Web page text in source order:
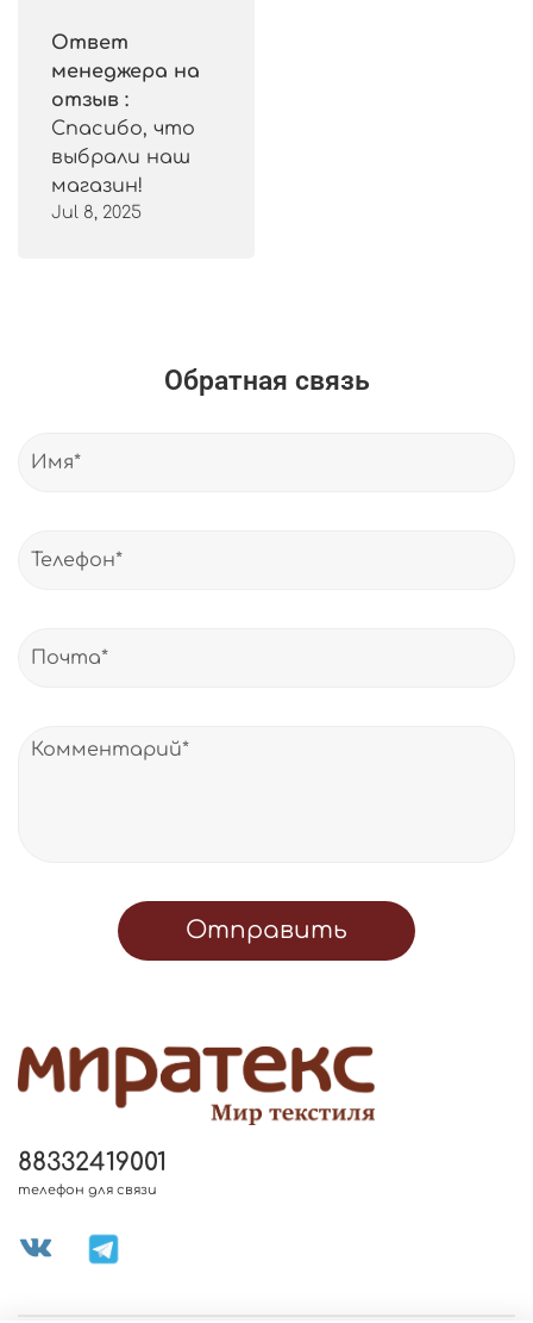
Ответ
менеджера на
отзыв :
Спасибо, что
выбрали наш
магазин!
Jul 8, 2025
Обратная связь
Отправить
88332419001
телефон для связи